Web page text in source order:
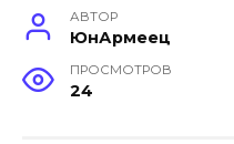
АВТОР
ЮнАрмеец
ПРОСМОТРОВ
24